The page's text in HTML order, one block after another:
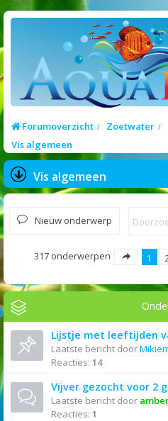
Forumoverzicht
Zoetwater
Vis algemeen
Vis algemeen
Nieuw onderwerp
317 onderwerpen 1 2
Lijstje met leeftijden
Laatste bericht door
Reacties: 14
Vijver gezocht voor 2
Laatste bericht door
Reacties: 1